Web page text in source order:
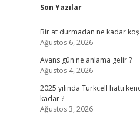
Sidebar
Son Yazılar
Bir at durmadan ne kadar
Ağustos 6, 2026
Avans gün ne anlama gelir ?
Ağustos 4, 2026
2025 yılında Turkcell hattı
kadar ?
Ağustos 3, 2026